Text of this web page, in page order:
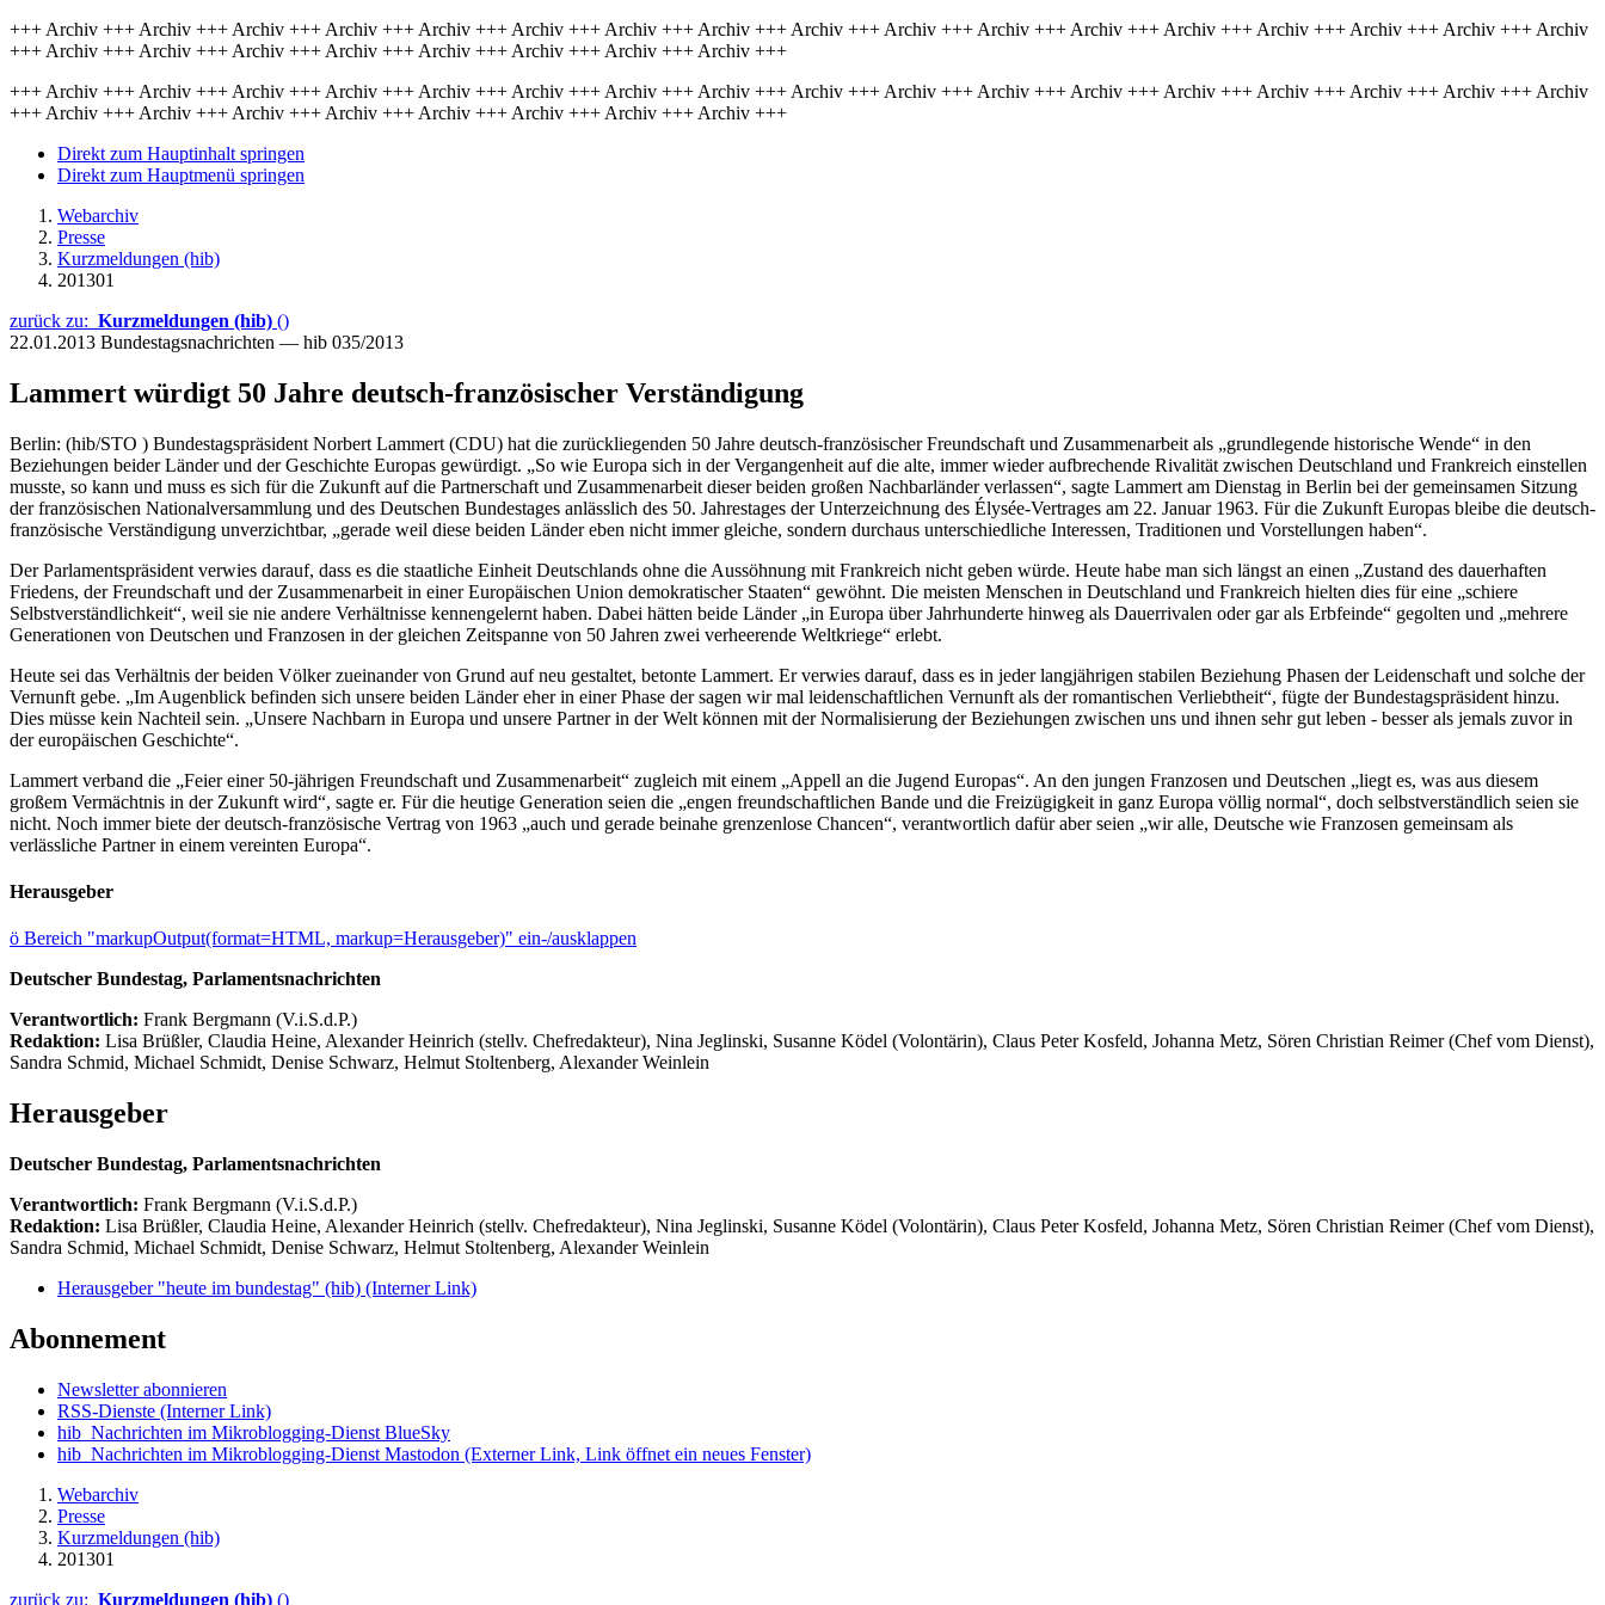
+++ Archiv +++ Archiv +++ Archiv +++ Archiv +++ Archiv +++ Archiv +++ Archiv +++ Archiv +++ Archiv +++ Archiv +++ Archiv +++ Archiv +++ Archiv +++ Archiv +++ Archiv +++ Archiv +++ Archiv
+++ Archiv +++ Archiv +++ Archiv +++ Archiv +++ Archiv +++ Archiv +++ Archiv +++ Archiv +++
+++ Archiv +++ Archiv +++ Archiv +++ Archiv +++ Archiv +++ Archiv +++ Archiv +++ Archiv +++ Archiv +++ Archiv +++ Archiv +++ Archiv +++ Archiv +++ Archiv +++ Archiv +++ Archiv +++ Archiv
+++ Archiv +++ Archiv +++ Archiv +++ Archiv +++ Archiv +++ Archiv +++ Archiv +++ Archiv +++
Direkt zum Hauptinhalt springen
Direkt zum Hauptmenü springen
Webarchiv
Presse
Kurzmeldungen (hib)
201301
zurück zu: Kurzmeldungen (hib) ()
22.01.2013 Bundestagsnachrichten — hib 035/2013
Lammert würdigt 50 Jahre deutsch-französischer Verständigung
Berlin: (hib/STO ) Bundestagspräsident Norbert Lammert (CDU) hat die zurückliegenden 50 Jahre deutsch-französischer Freundschaft und Zusammenarbeit als „grundlegende historische Wende“ in den
Beziehungen beider Länder und der Geschichte Europas gewürdigt. „So wie Europa sich in der Vergangenheit auf die alte, immer wieder aufbrechende Rivalität zwischen Deutschland und Frankreich einstellen
musste, so kann und muss es sich für die Zukunft auf die Partnerschaft und Zusammenarbeit dieser beiden großen Nachbarländer verlassen“, sagte Lammert am Dienstag in Berlin bei der gemeinsamen Sitzung
der französischen Nationalversammlung und des Deutschen Bundestages anlässlich des 50. Jahrestages der Unterzeichnung des Élysée-Vertrages am 22. Januar 1963. Für die Zukunft Europas bleibe die deutsch-
französische Verständigung unverzichtbar, „gerade weil diese beiden Länder eben nicht immer gleiche, sondern durchaus unterschiedliche Interessen, Traditionen und Vorstellungen haben“.
Der Parlamentspräsident verwies darauf, dass es die staatliche Einheit Deutschlands ohne die Aussöhnung mit Frankreich nicht geben würde. Heute habe man sich längst an einen „Zustand des dauerhaften
Friedens, der Freundschaft und der Zusammenarbeit in einer Europäischen Union demokratischer Staaten“ gewöhnt. Die meisten Menschen in Deutschland und Frankreich hielten dies für eine „schiere
Selbstverständlichkeit“, weil sie nie andere Verhältnisse kennengelernt haben. Dabei hätten beide Länder „in Europa über Jahrhunderte hinweg als Dauerrivalen oder gar als Erbfeinde“ gegolten und „mehrere
Generationen von Deutschen und Franzosen in der gleichen Zeitspanne von 50 Jahren zwei verheerende Weltkriege“ erlebt.
Heute sei das Verhältnis der beiden Völker zueinander von Grund auf neu gestaltet, betonte Lammert. Er verwies darauf, dass es in jeder langjährigen stabilen Beziehung Phasen der Leidenschaft und solche der
Vernunft gebe. „Im Augenblick befinden sich unsere beiden Länder eher in einer Phase der sagen wir mal leidenschaftlichen Vernunft als der romantischen Verliebtheit“, fügte der Bundestagspräsident hinzu.
Dies müsse kein Nachteil sein. „Unsere Nachbarn in Europa und unsere Partner in der Welt können mit der Normalisierung der Beziehungen zwischen uns und ihnen sehr gut leben - besser als jemals zuvor in
der europäischen Geschichte“.
Lammert verband die „Feier einer 50-jährigen Freundschaft und Zusammenarbeit“ zugleich mit einem „Appell an die Jugend Europas“. An den jungen Franzosen und Deutschen „liegt es, was aus diesem
großem Vermächtnis in der Zukunft wird“, sagte er. Für die heutige Generation seien die „engen freundschaftlichen Bande und die Freizügigkeit in ganz Europa völlig normal“, doch selbstverständlich seien sie
nicht. Noch immer biete der deutsch-französische Vertrag von 1963 „auch und gerade beinahe grenzenlose Chancen“, verantwortlich dafür aber seien „wir alle, Deutsche wie Franzosen gemeinsam als
verlässliche Partner in einem vereinten Europa“.
Herausgeber
ö Bereich "markupOutput(format=HTML, markup=Herausgeber)" ein-/ausklappen
Deutscher Bundestag, Parlamentsnachrichten
Verantwortlich: Frank Bergmann (V.i.S.d.P.)
Redaktion: Lisa Brüßler, Claudia Heine, Alexander Heinrich (stellv. Chefredakteur), Nina Jeglinski, Susanne Ködel (Volontärin), Claus Peter Kosfeld, Johanna Metz, Sören Christian Reimer (Chef vom Dienst),
Sandra Schmid, Michael Schmidt, Denise Schwarz, Helmut Stoltenberg, Alexander Weinlein
Herausgeber
Deutscher Bundestag, Parlamentsnachrichten
Verantwortlich: Frank Bergmann (V.i.S.d.P.)
Redaktion: Lisa Brüßler, Claudia Heine, Alexander Heinrich (stellv. Chefredakteur), Nina Jeglinski, Susanne Ködel (Volontärin), Claus Peter Kosfeld, Johanna Metz, Sören Christian Reimer (Chef vom Dienst),
Sandra Schmid, Michael Schmidt, Denise Schwarz, Helmut Stoltenberg, Alexander Weinlein
Herausgeber "heute im bundestag" (hib) (Interner Link)
Abonnement
Newsletter abonnieren
RSS-Dienste (Interner Link)
hib_Nachrichten im Mikroblogging-Dienst BlueSky
hib_Nachrichten im Mikroblogging-Dienst Mastodon (Externer Link, Link öffnet ein neues Fenster)
Webarchiv
Presse
Kurzmeldungen (hib)
201301
zurück zu: Kurzmeldungen (hib) ()